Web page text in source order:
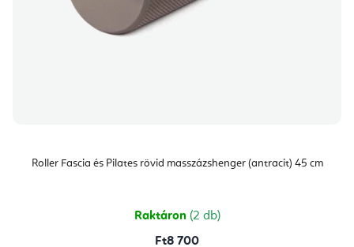
Roller Fascia és Pilates rövid masszázshenger (antracit) 45 cm
Raktáron (2 db)
Ft8 700